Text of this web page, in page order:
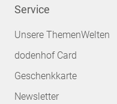
Service
Unsere ThemenWelten
dodenhof Card
Geschenkkarte
Newsletter